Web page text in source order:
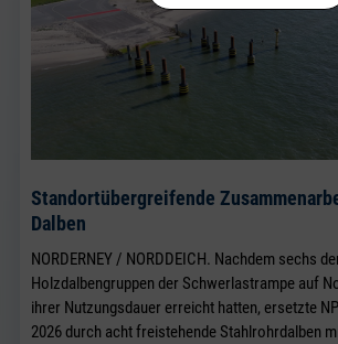
Standortübergreifende
Dalben
NORDERNEY / NORDDEICH. Nachdem sechs
Holzdalbengruppen der Schwerlastrampe auf
ihrer Nutzungsdauer erreicht hatten, ersetzte
2026 durch acht freistehende Stahlrohrdalben